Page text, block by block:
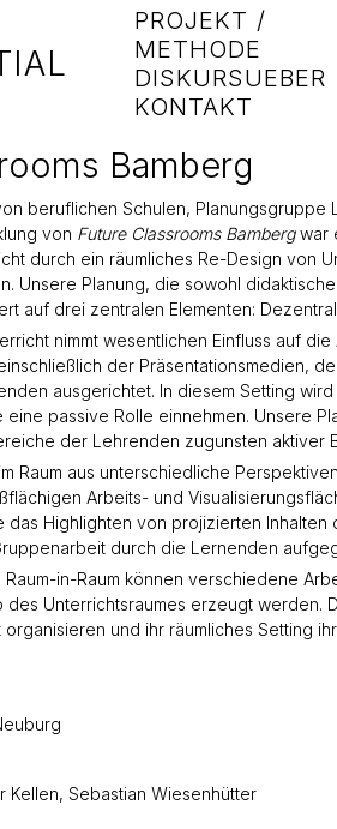
PROJEKT /
METHODE
DISKURSUEBER
KONTAKT
Bamberg
beruflichen Schulen, Planungsgruppe
von Future Classrooms Bambergwar
durch ein räumliches Re-Design von
Unsere Planung, die sowohl
auf drei zentralen Elementen:
nimmt wesentlichen Einfluss auf
der Präsentationsmedien,
ausgerichtet. In diesem Setting
passive Rolle einnehmen. Unsere
der Lehrenden zugunsten aktiver
Raum aus unterschiedliche
Arbeits- und
Highlighten von projizierten
durch die Lernenden
in-Raum können verschiedene
des Unterrichtsraumes erzeugt werden.
und ihr räumliches Setting
Kellen, Sebastian Wiesenhütter